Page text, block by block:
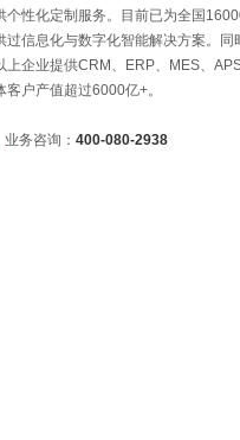
个性化定制服务。目前已为全国
过信息化与数字化智能解决方案。
上企业提供CRM、ERP、MES、
客户产值超过6000亿+。
业务咨询： 400-080-2938